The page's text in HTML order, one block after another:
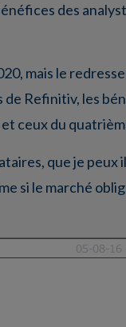
des
mais le
Refinitiv, les
ceux du
que je
si le marché